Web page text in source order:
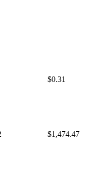
$0.31
$1,474.47